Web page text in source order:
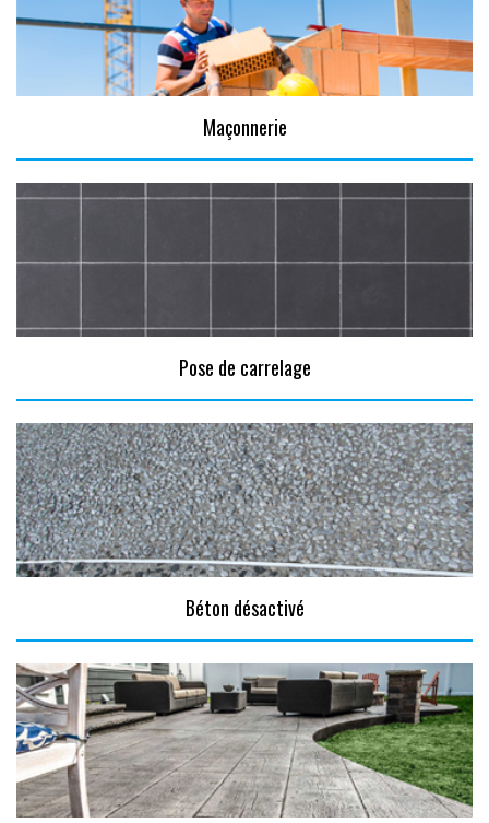
Maçonnerie
Pose de carrelage
Béton désactivé